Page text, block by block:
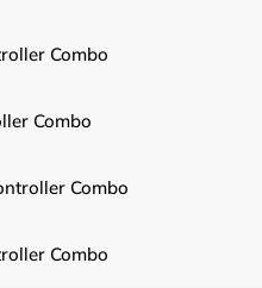
Combo
Combo
Combo
Combo